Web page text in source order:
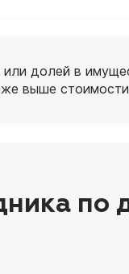
долей в
выше
по